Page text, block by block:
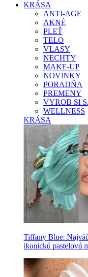
KRÁSA
ANTI-AGE
AKNÉ
PLEŤ
TELO
VLASY
NECHTY
MAKE-UP
NOVINKY
PORADŇA
PREMENY
VYROB SI
WELLNESS
KRÁSA
Tiffany Blue:
ikonickú pastelovú